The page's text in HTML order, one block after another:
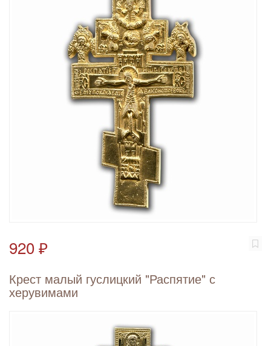
920 ₽
Крест малый гуслицкий "Распятие" с
херувимами